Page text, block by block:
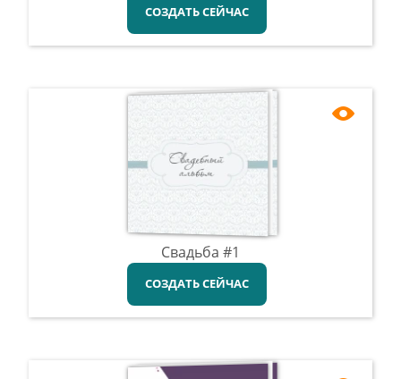
СОЗДАТЬ СЕЙЧАС
Свадьба #1
СОЗДАТЬ СЕЙЧАС